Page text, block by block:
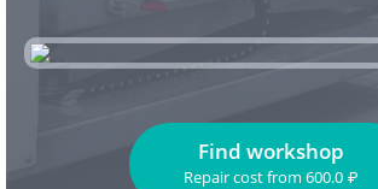
Find workshop
Repair costfrom 600.0 ₽